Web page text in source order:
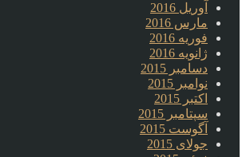
آوریل 2016
مارس 2016
فوریه 2016
ژانویه 2016
دسامبر 2015
نوامبر 2015
اکتبر 2015
سپتامبر 2015
آگوست 2015
جولای 2015